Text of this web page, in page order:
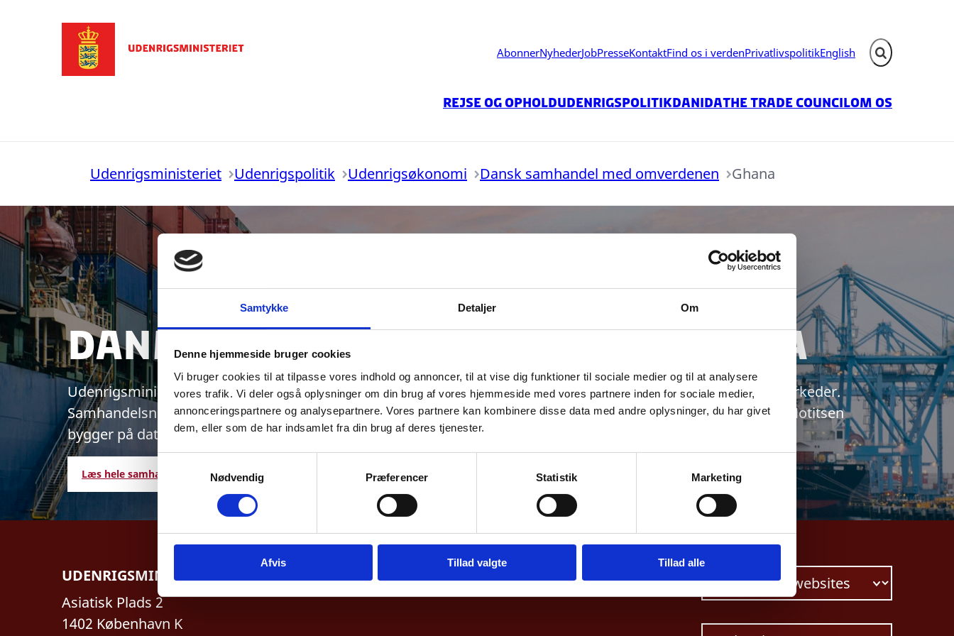
Samtykke Detaljer Om
Denne hjemmeside bruger cookies
Vi bruger cookies til at tilpasse vores indhold og annoncer, til at vise dig funktioner til sociale medier og til at analysere
vores trafik. Vi deler også oplysninger om din brug af vores hjemmeside med vores partnere inden for sociale medier,
annonceringspartnere og analysepartnere. Vores partnere kan kombinere disse data med andre oplysninger, du har givet
dem, eller som de har indsamlet fra din brug af deres tjenester.
S
a
m
e
v
l
Nødvendig Præferencer Statistik Marketing
Afvis Tillad valgte Tillad alle
AbonnerNyhederJobPresseKontaktFind os i verdenPrivatlivspolitikEnglish Fold søgefelt ud
Rejse og opholdUdenrigspolitikDanidaThe Trade CouncilOm os
Udenrigsministeriet Udenrigspolitik Udenrigsøkonomi Dansk samhandel med omverdenen Ghana
Danmarks samhandel med Ghana
Udenrigsministeriet udarbejder aktuelle oversigter over dansk samhandel med Danmarks vigtigste eksportmarkeder.
Samhandelsnotitsen giver et aktuelt billede af Danmarks eks –og import samt direkte investeringer til Ghana. Notitsen
bygger på data fra Danmarks Statistik og Nationalbanken.
Læs hele samhandelsnotitsen her
UDENRIGSMINISTERIET
Asiatisk Plads 2
1402 København K